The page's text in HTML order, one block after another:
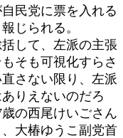
民党に票を入れる
じられる。
して、左派の主張
そも可視化すらさ
さない限り、左派
りえないのだろ
の西尾けいごさん
大椿ゆうこ副党首